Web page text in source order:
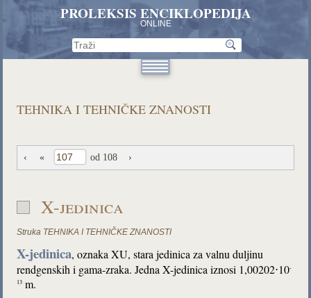
PROLEKSIS ENCIKLOPEDIJA
ONLINE
TEHNIKA I TEHNIČKE ZNANOSTI
‹ « od 108 ›
X-jedinica
Struka TEHNIKA I TEHNIČKE ZNANOSTI
X-jedinica, oznaka XU, stara jedinica za valnu duljinu
rendgenskih i gama-zraka. Jedna X-jedinica iznosi 1,00202⋅10-
13 m.